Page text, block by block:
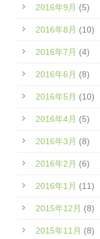
2016年9月 (5)
2016年8月 (10)
2016年7月 (4)
2016年6月 (8)
2016年5月 (10)
2016年4月 (5)
2016年3月 (8)
2016年2月 (6)
2016年1月 (11)
2015年12月 (8)
2015年11月 (8)